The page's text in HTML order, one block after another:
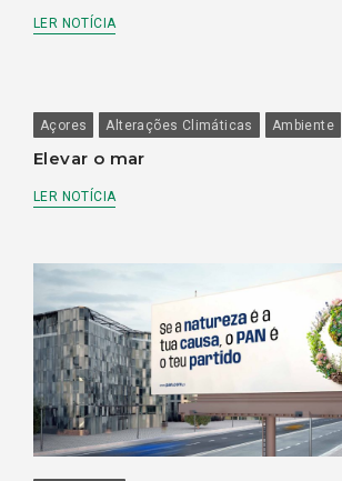
LER NOTÍCIA
Açores Alterações Climáticas Ambiente
Elevar o mar
LER NOTÍCIA